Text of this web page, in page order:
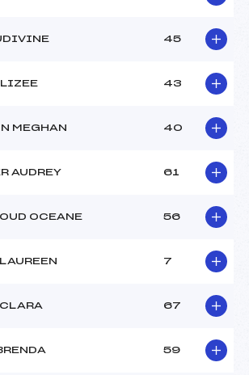
45
43
MEGHAN 40
AUDREY 61
OCEANE 56
7
67
59